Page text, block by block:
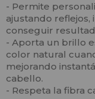
- Permite
ajustando reflejos,
conseguir
- Aporta un brillo
color natural
mejorando
cabello.
- Respeta la fibra